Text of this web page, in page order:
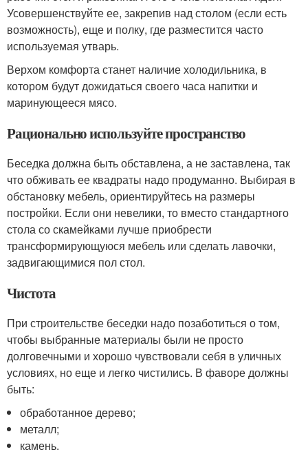
Усовершенствуйте ее, закрепив над столом (если есть
возможность), еще и полку, где разместится часто
используемая утварь.
Верхом комфорта станет наличие холодильника, в
котором будут дожидаться своего часа напитки и
маринующееся мясо.
Рационально используйте пространство
Беседка должна быть обставлена, а не заставлена, так
что обживать ее квадраты надо продуманно. Выбирая в
обстановку мебель, ориентируйтесь на размеры
постройки. Если они невелики, то вместо стандартного
стола со скамейками лучше приобрести
трансформирующуюся мебель или сделать лавочки,
задвигающимися пол стол.
Чистота
При строительстве беседки надо позаботиться о том,
чтобы выбранные материалы были не просто
долговечными и хорошо чувствовали себя в уличных
условиях, но еще и легко чистились. В фаворе должны
быть:
обработанное дерево;
металл;
камень.